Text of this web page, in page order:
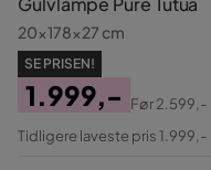
20x178x27 cm
SE PRISEN!
Pris
1.999,-
Original
Før2.599,-
Tidligere laveste pris 1.999,-